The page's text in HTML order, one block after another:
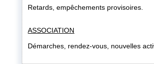
Retards, empêchements provisoires.
ASSOCIATION
Démarches, rendez-vous, nouvelles